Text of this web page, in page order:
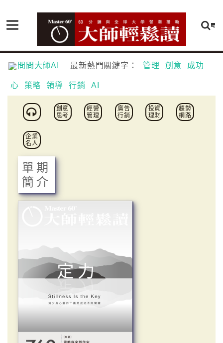
問問大師AI 最新熱門關鍵字： 管理 創意 成功
心 策略 領導 行銷 AI
創意
思考
經營
管理
廣告
行銷
投資
理財
趨勢
網路
企業
名人
單期
簡介